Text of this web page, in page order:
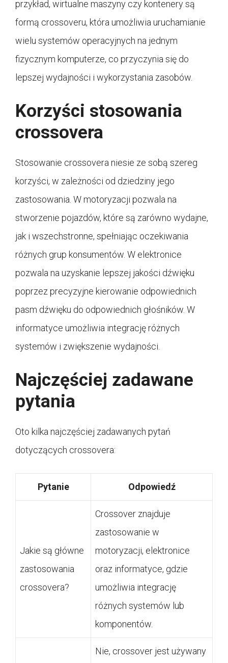
przykład, wirtualne maszyny czy kontenery są
formą crossoveru, która umożliwia uruchamianie
wielu systemów operacyjnych na jednym
fizycznym komputerze, co przyczynia się do
lepszej wydajności i wykorzystania zasobów.
Korzyści stosowania
crossovera
Stosowanie crossovera niesie ze sobą szereg
korzyści, w zależności od dziedziny jego
zastosowania. W motoryzacji pozwala na
stworzenie pojazdów, które są zarówno wydajne,
jak i wszechstronne, spełniając oczekiwania
różnych grup konsumentów. W elektronice
pozwala na uzyskanie lepszej jakości dźwięku
poprzez precyzyjne kierowanie odpowiednich
pasm dźwięku do odpowiednich głośników. W
informatyce umożliwia integrację różnych
systemów i zwiększenie wydajności.
Najczęściej zadawane
pytania
Oto kilka najczęściej zadawanych pytań
dotyczących crossovera:
Pytanie Odpowiedź
Jakie są główne
zastosowania
crossovera?
Crossover znajduje
zastosowanie w
motoryzacji, elektronice
oraz informatyce, gdzie
umożliwia integrację
różnych systemów lub
komponentów.
Nie, crossover jest używany